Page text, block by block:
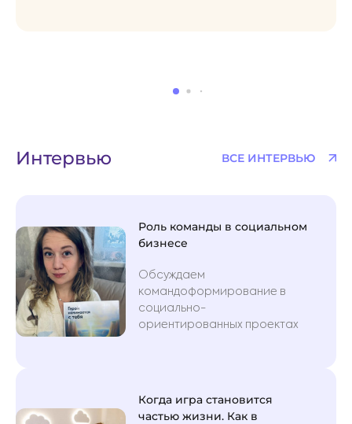
Интервью ВСЕ ИНТЕРВЬЮ
Роль команды в социальном
бизнесе
Обсуждаем
командоформирование в
социально-
ориентированных проектах
Когда игра становится
частью жизни. Как в